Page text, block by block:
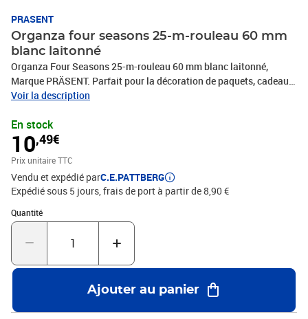
PRASENT
Organza four seasons 25-m-rouleau 60 mm
blanc laitonné
Organza Four Seasons 25-m-rouleau 60 mm blanc laitonné,
Marque PRÄSENT. Parfait pour la décoration de paquets, cadeaux,
loisirs décoratifs et tous vos projets DIY. Nos produits sont
recyclés. Pour toutes les occasions : que ce soit pour un
anniversaire, un baptême, une communion, Noël, le Nouvel An ou
même pour Pâques – ce fabuleux accessoire rend rapidement les
emballages cadeaux beaux et attrayants.
Voir la description
En stock
10,49€
Prix unitaire TTC
Vendu et expédié parC.E.PATTBERG
Expédié sous 5 jours, frais de port à partir de 8,90 €
Quantité
Quantité : 1
Ajouter au panier